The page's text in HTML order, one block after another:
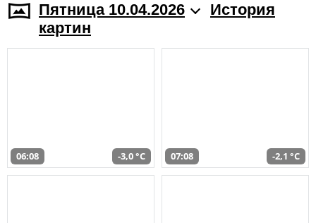
Пятница 10.04.2026
История
картин
06:08 -3,0 °C 07:08 -2,1 °C